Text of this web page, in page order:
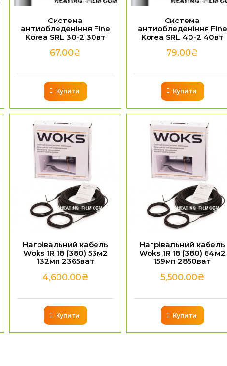
Система
антиобледеніння Fine
Korea SRL 30-2 30вт
67.00₴
Купити
Система
антиобледеніння Fine
Korea SRL 40-2 40вт
79.00₴
Купити
Нагрівальний кабель
Woks 1R 18 (380) 53м2
132мп 2365ват
4,600.00₴
Купити
Нагрівальний кабель
Woks 1R 18 (380) 64м2
159мп 2850ват
5,500.00₴
Купити